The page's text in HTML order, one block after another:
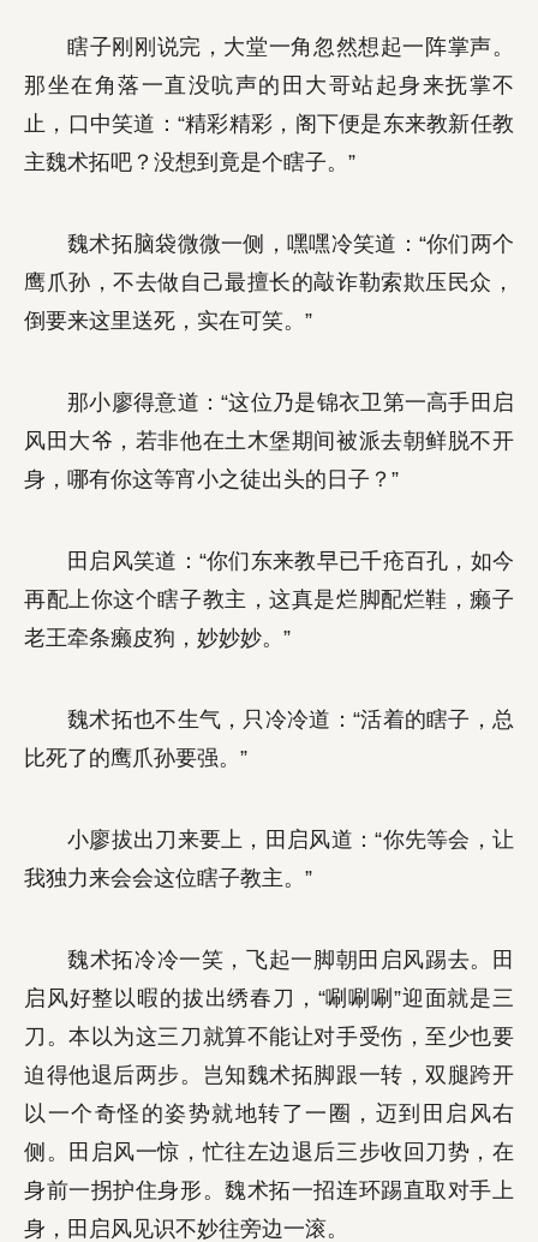
瞎子刚刚说完，大堂一角忽然想起一阵掌声。
那坐在角落一直没吭声的田大哥站起身来抚掌不
止，口中笑道：“精彩精彩，阁下便是东来教新任教
主魏术拓吧？没想到竟是个瞎子。”
魏术拓脑袋微微一侧，嘿嘿冷笑道：“你们两个
鹰爪孙，不去做自己最擅长的敲诈勒索欺压民众，
倒要来这里送死，实在可笑。”
那小廖得意道：“这位乃是锦衣卫第一高手田启
风田大爷，若非他在土木堡期间被派去朝鲜脱不开
身，哪有你这等宵小之徒出头的日子？”
田启风笑道：“你们东来教早已千疮百孔，如今
再配上你这个瞎子教主，这真是烂脚配烂鞋，癞子
老王牵条癞皮狗，妙妙妙。”
魏术拓也不生气，只冷冷道：“活着的瞎子，总
比死了的鹰爪孙要强。”
小廖拔出刀来要上，田启风道：“你先等会，让
我独力来会会这位瞎子教主。”
魏术拓冷冷一笑，飞起一脚朝田启风踢去。田
启风好整以暇的拔出绣春刀，“唰唰唰”迎面就是三
刀。本以为这三刀就算不能让对手受伤，至少也要
迫得他退后两步。岂知魏术拓脚跟一转，双腿跨开
以一个奇怪的姿势就地转了一圈，迈到田启风右
侧。田启风一惊，忙往左边退后三步收回刀势，在
身前一拐护住身形。魏术拓一招连环踢直取对手上
身，田启风见识不妙往旁边一滚。